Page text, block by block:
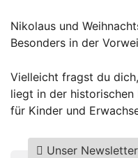
Nikolaus und
Besonders in der
Vielleicht fragst du
liegt in der
für Kinder und
Unser Newsletter